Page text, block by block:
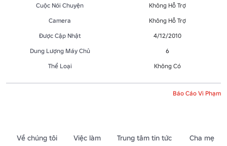
Cuộc Nói Chuyện
Không Hỗ Trợ
Camera
Không Hỗ Trợ
Được Cập Nhật
4/12/2010
Dung Lượng Máy Chủ
6
Thể Loại
Không Có
Báo Cáo Vi Phạm
Về chúng tôi Việc làm Trung tâm tin tức
Cha mẹ